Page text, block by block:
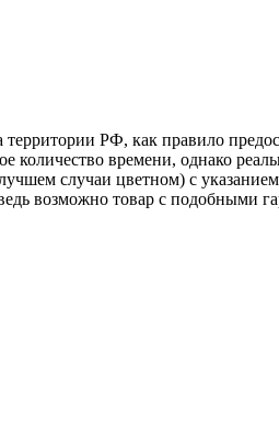
РФ, как правило
времени, однако
случаи цветном) с
возможно товар с